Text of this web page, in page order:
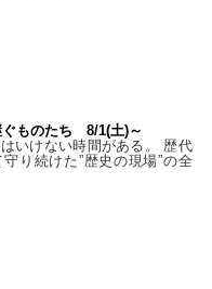
ぐものたち 8/1(土)～
いけない時間がある。 歴代
り続けた”歴史の現場”の全